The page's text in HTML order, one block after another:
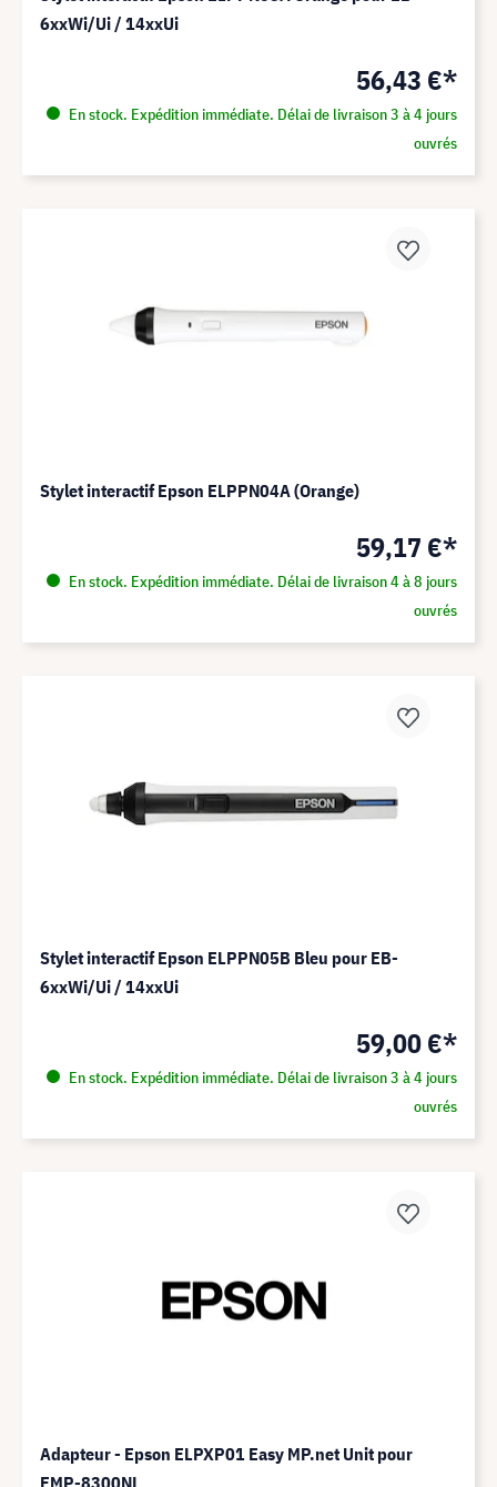
6xxWi/Ui / 14xxUi
56,43 €*
En stock. Expédition immédiate. Délai de livraison 3 à 4 jours
ouvrés
Stylet interactif Epson ELPPN04A (Orange)
59,17 €*
En stock. Expédition immédiate. Délai de livraison 4 à 8 jours
ouvrés
Stylet interactif Epson ELPPN05B Bleu pour EB-
6xxWi/Ui / 14xxUi
59,00 €*
En stock. Expédition immédiate. Délai de livraison 3 à 4 jours
ouvrés
Adapteur - Epson ELPXP01 Easy MP.net Unit pour
EMP-8300NL